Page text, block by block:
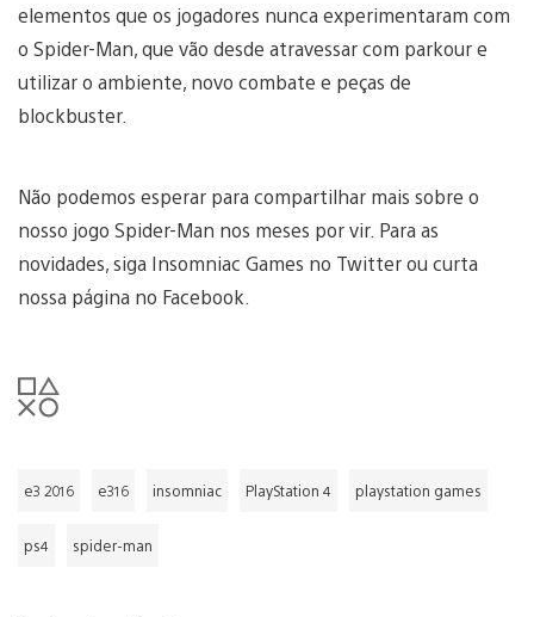
elementos que os jogadores nunca experimentaram com
o Spider-Man, que vão desde atravessar com parkour e
utilizar o ambiente, novo combate e peças de
blockbuster.
Não podemos esperar para compartilhar mais sobre o
nosso jogo Spider-Man nos meses por vir. Para as
novidades, siga Insomniac Games no Twitter ou curta
nossa página no Facebook.
e3 2016 e316 insomniac PlayStation 4 playstation games
ps4 spider-man